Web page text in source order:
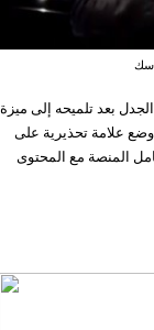
بعد تلميحه إلى ميزة
علامة تحذيرية على
المنصة مع المحتوى